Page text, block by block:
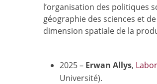
l’organisation des politiques
géographie des sciences et
dimension spatiale de la
2025 – Erwan Allys,
Université).